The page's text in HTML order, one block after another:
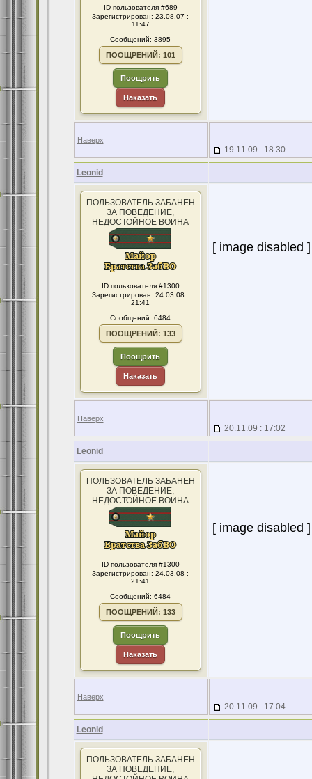
ID пользователя #689
Зарегистрирован: 23.08.07 :
11:47
Сообщений: 3895
ПООЩРЕНИЙ: 101
Поощрить
Наказать
Наверх
19.11.09 : 18:30
Leonid
ПОЛЬЗОВАТЕЛЬ ЗАБАНЕН
ЗА ПОВЕДЕНИЕ,
НЕДОСТОЙНОЕ ВОИНА
ID пользователя #1300
Зарегистрирован: 24.03.08 :
21:41
Сообщений: 6484
ПООЩРЕНИЙ: 133
Поощрить
Наказать
[ image disabled ]
Наверх
20.11.09 : 17:02
Leonid
ПОЛЬЗОВАТЕЛЬ ЗАБАНЕН
ЗА ПОВЕДЕНИЕ,
НЕДОСТОЙНОЕ ВОИНА
ID пользователя #1300
Зарегистрирован: 24.03.08 :
21:41
Сообщений: 6484
ПООЩРЕНИЙ: 133
Поощрить
Наказать
[ image disabled ]
Наверх
20.11.09 : 17:04
Leonid
ПОЛЬЗОВАТЕЛЬ ЗАБАНЕН
ЗА ПОВЕДЕНИЕ,